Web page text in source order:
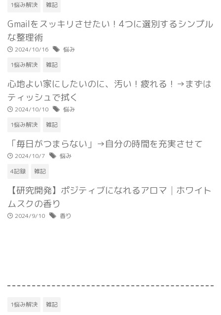
1悩み解決 雑記
Gmailをスッキリさせたい！4つに選別するシンプル
な整理術
2024/10/16
悩み
1悩み解決
雑記
心地よい家にしたいのに、汚い！疲れる！→まずは
ティッシュで拭く
2024/10/10
悩み
1悩み解決
雑記
「毎日がつまらない」→自分の時間を充実させて
2024/10/7
悩み
4記録
雑記
【研究開発】ポジティブになれるアロマ│ホワイト
ムスクの香り
2024/9/10 香り
1悩み解決 雑記